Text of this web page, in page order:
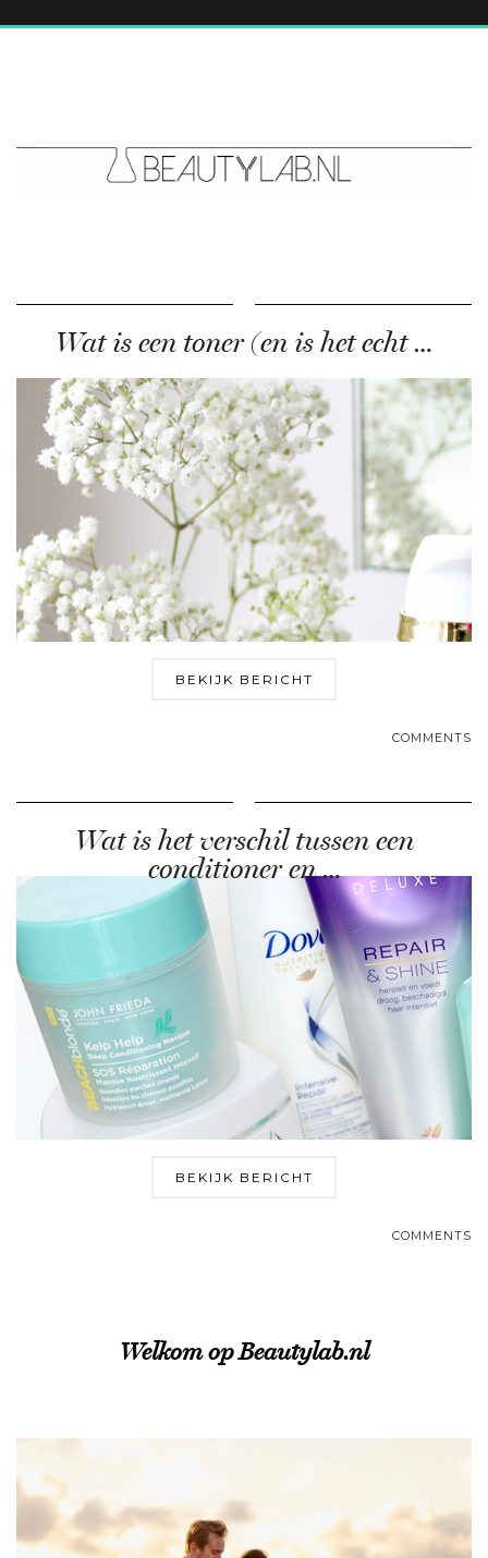
Wat is een toner (en is het echt …
BEKIJK BERICHT
COMMENTS
Wat is het verschil tussen een
conditioner en …
BEKIJK BERICHT
COMMENTS
Welkom op Beautylab.nl